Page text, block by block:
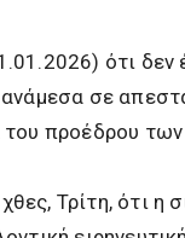
ότι δεν
ανάμεσα σε
του προέδρου
Τρίτη, ότι η